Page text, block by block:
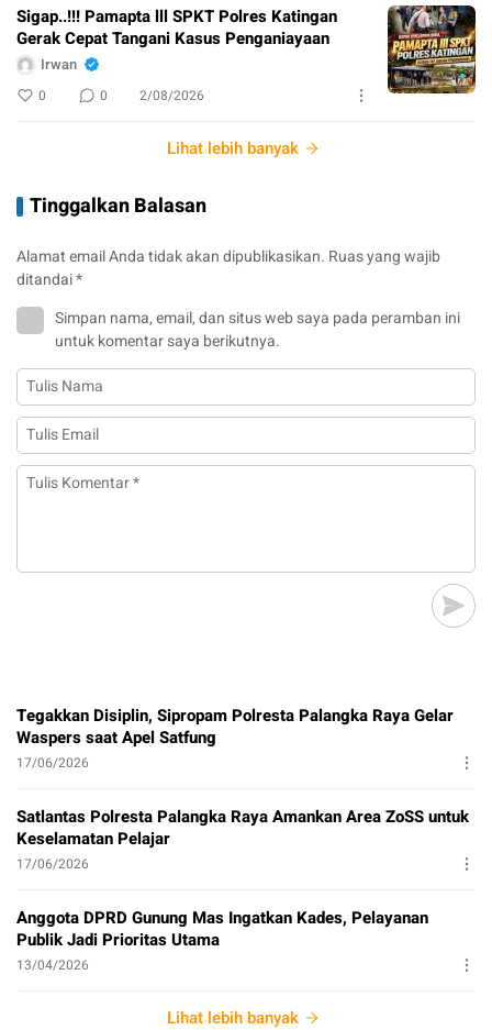
Sigap..!!! Pamapta lll SPKT Polres Katingan
Gerak Cepat Tangani Kasus Penganiayaan
Irwan
0 0 2/08/2026
Lihat lebih banyak
Tinggalkan Balasan
Alamat email Anda tidak akan dipublikasikan. Ruas yang wajib
ditandai*
Simpan nama, email, dan situs web saya pada peramban ini
untuk komentar saya berikutnya.
Tegakkan Disiplin, Sipropam Polresta Palangka Raya Gelar
Waspers saat Apel Satfung
17/06/2026
Satlantas Polresta Palangka Raya Amankan Area ZoSS untuk
Keselamatan Pelajar
17/06/2026
Anggota DPRD Gunung Mas Ingatkan Kades, Pelayanan
Publik Jadi Prioritas Utama
13/04/2026
Lihat lebih banyak